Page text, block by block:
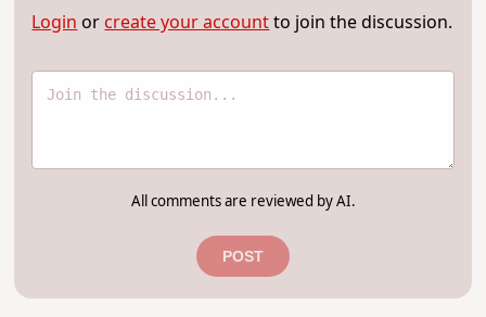
Login or create your accountto join the discussion.
All comments are reviewed by AI.
POST